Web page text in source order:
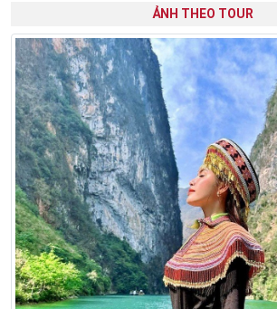
ẢNH THEO TOUR